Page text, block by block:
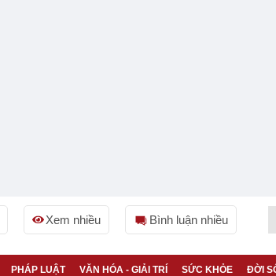
Xem nhiều Bình luận nhiều
PHÁP LUẬT VĂN HÓA - GIẢI TRÍ SỨC KHỎE ĐỜI